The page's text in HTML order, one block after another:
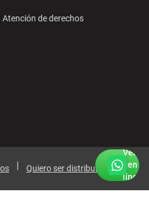
en
línea
Atención de derechos
Quiero ser distribuidor